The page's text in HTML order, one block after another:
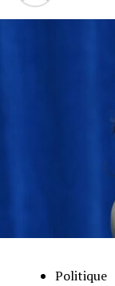
Politique